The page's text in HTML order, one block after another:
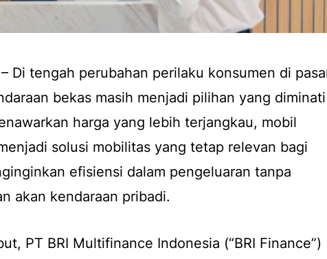
Di tengah perubahan perilaku konsumen di
bekas masih menjadi pilihan yang diminati
harga yang lebih terjangkau, mobil
solusi mobilitas yang tetap relevan bagi
efisiensi dalam pengeluaran tanpa
akan kendaraan pribadi.
PT BRI Multifinance Indonesia (“BRI Finance”)